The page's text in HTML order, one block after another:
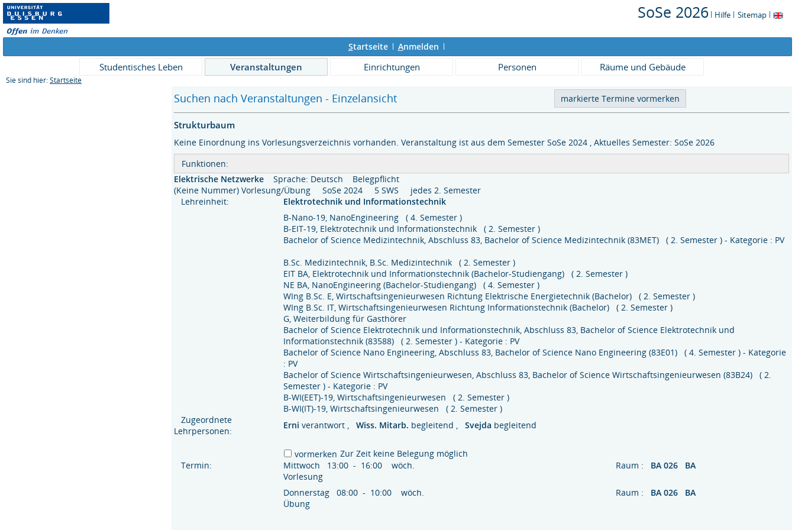
SoSe 2026 Hilfe Sitemap
Startseite Anmelden
Studentisches Leben Veranstaltungen Einrichtungen Personen Räume und Gebäude
Sie sind hier: Startseite
Suchen nach Veranstaltungen - Einzelansicht
Strukturbaum
Keine Einordnung ins Vorlesungsverzeichnis vorhanden. Veranstaltung ist aus dem Semester SoSe 2024 , Aktuelles Semester: SoSe 2026
Funktionen:
Elektrische Netzwerke
Sprache: Deutsch
Belegpflicht
(Keine Nummer) Vorlesung/Übung SoSe 2024 5 SWS jedes 2. Semester
Lehreinheit:
Elektrotechnik und Informationstechnik
B-Nano-19, NanoEngineering ( 4. Semester )
B-EIT-19, Elektrotechnik und Informationstechnik ( 2. Semester )
Bachelor of Science Medizintechnik, Abschluss 83, Bachelor of Science Medizintechnik (83MET) ( 2. Semester ) - Kategorie : PV
B.Sc. Medizintechnik, B.Sc. Medizintechnik ( 2. Semester )
EIT BA, Elektrotechnik und Informationstechnik (Bachelor-Studiengang) ( 2. Semester )
NE BA, NanoEngineering (Bachelor-Studiengang) ( 4. Semester )
WIng B.Sc. E, Wirtschaftsingenieurwesen Richtung Elektrische Energietechnik (Bachelor) ( 2. Semester )
WIng B.Sc. IT, Wirtschaftsingenieurwesen Richtung Informationstechnik (Bachelor) ( 2. Semester )
G, Weiterbildung für Gasthörer
Bachelor of Science Elektrotechnik und Informationstechnik, Abschluss 83, Bachelor of Science Elektrotechnik und
Informationstechnik (83588) ( 2. Semester ) - Kategorie : PV
Bachelor of Science Nano Engineering, Abschluss 83, Bachelor of Science Nano Engineering (83E01) ( 4. Semester ) - Kategorie
: PV
Bachelor of Science Wirtschaftsingenieurwesen, Abschluss 83, Bachelor of Science Wirtschaftsingenieurwesen (83B24) ( 2.
Semester ) - Kategorie : PV
B-WI(EET)-19, Wirtschaftsingenieurwesen ( 2. Semester )
B-WI(IT)-19, Wirtschaftsingenieurwesen ( 2. Semester )
Zugeordnete
Lehrpersonen:
Erniverantwort ,Wiss. Mitarb. begleitend ,Svejda begleitend
vormerken Zur Zeit keine Belegung möglich
Termin:
Mittwoch 13:00 - 16:00 wöch. Raum : BA 026 BA
Vorlesung
Donnerstag 08:00 - 10:00 wöch.
Raum : BA 026 BA
Übung